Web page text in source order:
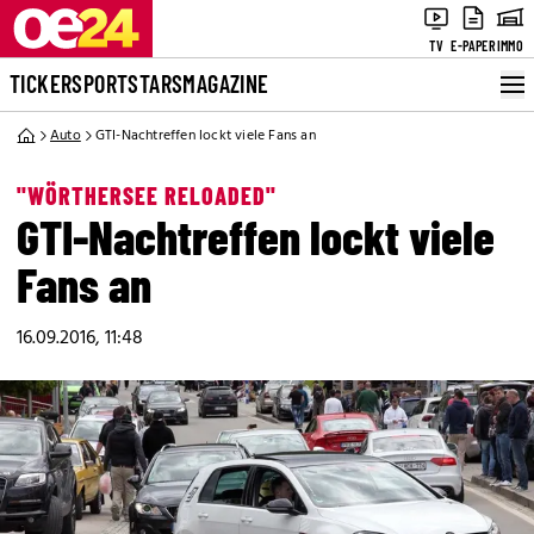
TV E-PAPERIMMO
TICKERSPORTSTARSMAGAZINE
Auto GTI-Nachtreffen lockt viele Fans an
"WÖRTHERSEE RELOADED"
GTI-Nachtreffen lockt viele
Fans an
16.09.2016, 11:48